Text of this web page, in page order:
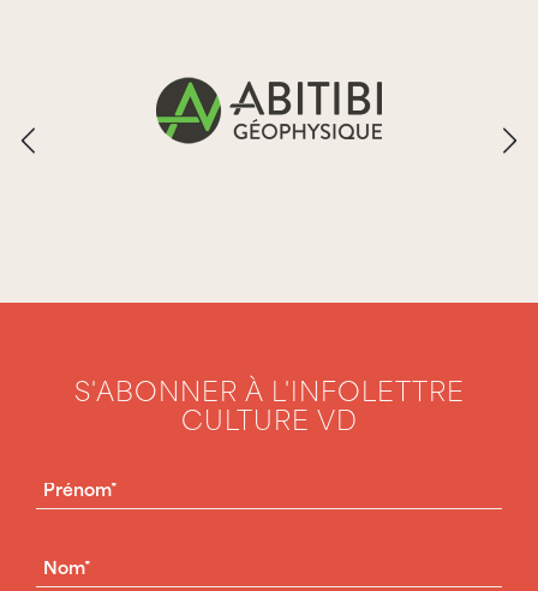
S'ABONNER À L'INFOLETTRE
CULTURE VD
PRÉNOM
NOM(NÉCESSAIRE)